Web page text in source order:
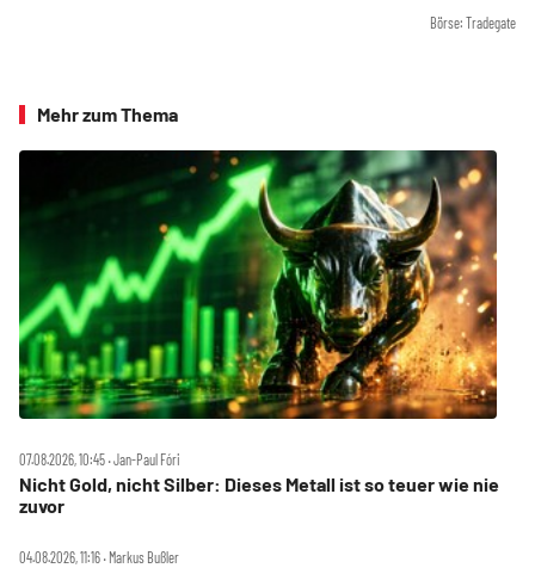
Börse: Tradegate
Mehr zum Thema
07.08.2026, 10:45 ‧ Jan-Paul Fóri
Nicht Gold, nicht Silber: Dieses Metall ist so teuer wie nie
zuvor
04.08.2026, 11:16 ‧ Markus Bußler